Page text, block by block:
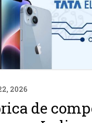
2026
de